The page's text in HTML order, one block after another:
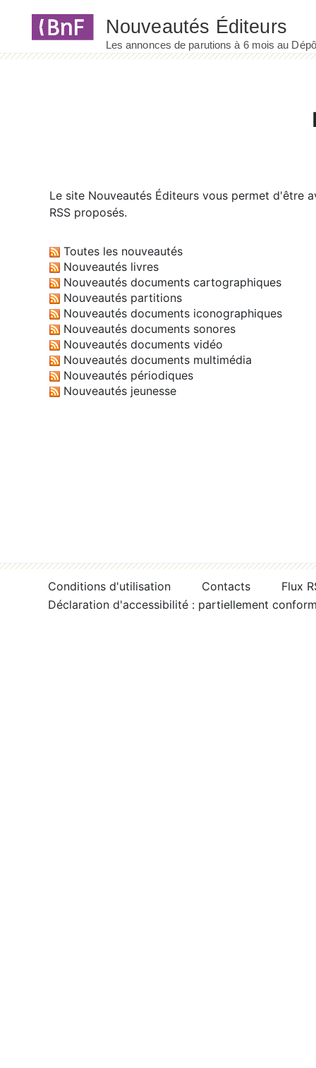
Le site Nouveautés Éditeurs vous permet d'être
RSS proposés.
Toutes les nouveautés
Nouveautés livres
Nouveautés documents cartographiques
Nouveautés partitions
Nouveautés documents iconographiques
Nouveautés documents sonores
Nouveautés documents vidéo
Nouveautés documents multimédia
Nouveautés périodiques
Nouveautés jeunesse
Conditions d'utilisation Contacts
Flux
Déclaration d'accessibilité : partiellement